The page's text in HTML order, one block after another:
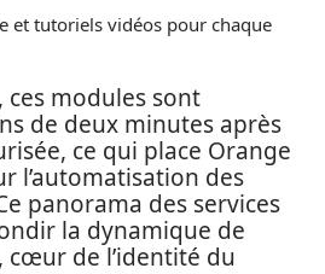
et tutoriels vidéos pour chaque
ces modules sont
de deux minutes après
ce qui place Orange
l’automatisation des
panorama des services
la dynamique de
de l’identité du